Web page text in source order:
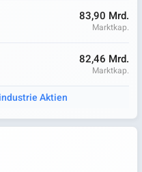
83,90 Mrd.
Marktkap.
82,46 Mrd.
Marktkap.
Aktien